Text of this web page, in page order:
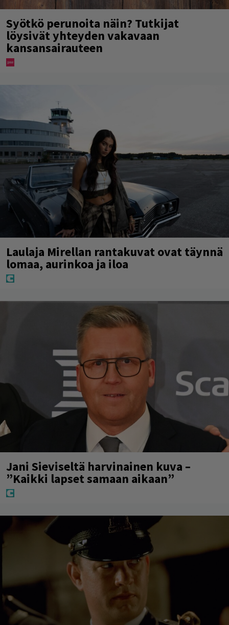
Syötkö perunoita näin? Tutkijat
löysivät yhteyden vakavaan
kansansairauteen
Laulaja Mirellan rantakuvat ovat täynnä
lomaa, aurinkoa ja iloa
Jani Sieviseltä harvinainen kuva –
”Kaikki lapset samaan aikaan”